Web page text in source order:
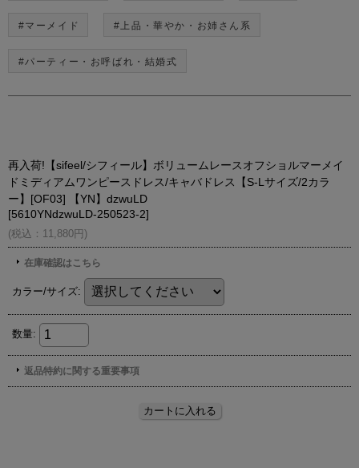
#マーメイド #上品・華やか・お姉さん系
#パーティー・お呼ばれ・結婚式